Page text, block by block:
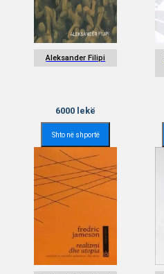
Aleksander Filipi
6000 lekë
Shto në shportë